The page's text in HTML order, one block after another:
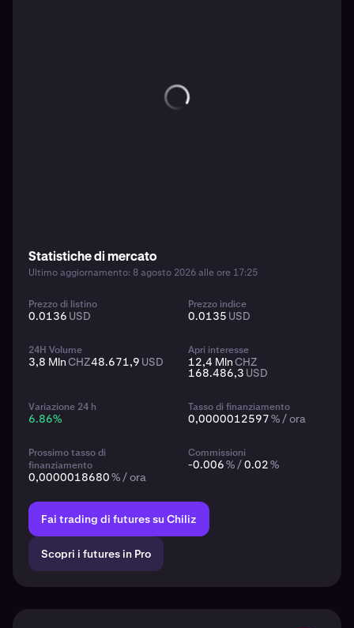
Statistiche di mercato
Ultimo aggiornamento: 8 agosto 2026 alle ore 17:25
Prezzo di listino
0.0136 USD
Prezzo indice
0.0135 USD
24H Volume
3,8 MlnCHZ48.671,9 USD
Apri interesse
12,4 MlnCHZ
168.486,3 USD
Variazione 24 h
6.86%
Tasso di finanziamento
0,0000012597% / ora
Prossimo tasso di
finanziamento
0,0000018680% / ora
Commissioni
-0.006% /0.02%
Fai trading di futures su Chiliz
Scopri i futures in Pro